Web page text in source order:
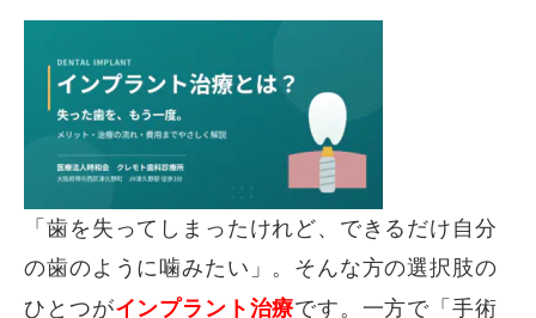
「歯を失ってしまったけれど、できるだけ自分
の歯のように噛みたい」。そんな方の選択肢の
ひとつがインプラント治療です。一方で「手術